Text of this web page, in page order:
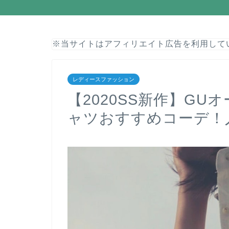
※当サイトはアフィリエイト広告を利用して
レディースファッション
【2020SS新作】GU
ャツおすすめコーデ